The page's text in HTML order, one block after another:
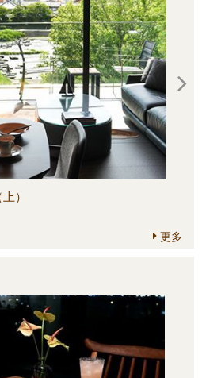
）
更多